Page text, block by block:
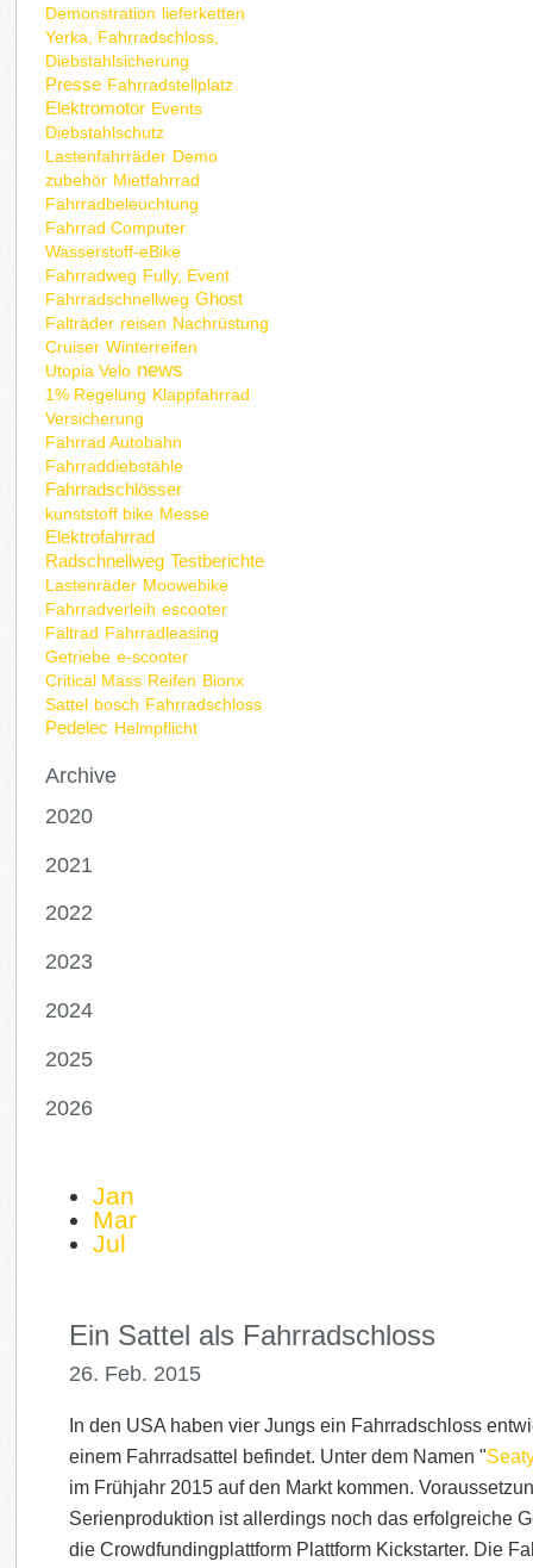
Demonstration lieferketten
Yerka, Fahrradschloss,
Diebstahlsicherung
Presse Fahrradstellplatz
Elektromotor Events
Diebstahlschutz
Lastenfahrräder Demo
zubehör Mietfahrrad
Fahrradbeleuchtung
Fahrrad Computer
Wasserstoff-eBike
Fahrradweg Fully, Event
Fahrradschnellweg Ghost
Falträder reisen Nachrüstung
Cruiser Winterreifen
Utopia Velo news
1% Regelung Klappfahrrad
Versicherung
Fahrrad Autobahn
Fahrraddiebstähle
Fahrradschlösser
kunststoff bike Messe
Elektrofahrrad
Radschnellweg Testberichte
Lastenräder Moowebike
Fahrradverleih escooter
Faltrad Fahrradleasing
Getriebe e-scooter
Critical Mass Reifen Bionx
Sattel bosch Fahrradschloss
Pedelec Helmpflicht
Archive
2020
2021
2022
2023
2024
2025
2026
Jan
Mar
Jul
Ein Sattel als Fahrradschloss
26. Feb. 2015
In den USA haben vier Jungs ein Fahrradschloss
einem Fahrradsattel befindet. Unter dem Namen "
im Frühjahr 2015 auf den Markt kommen.
Serienproduktion ist allerdings noch das erfolgreiche
die Crowdfundingplattform Plattform Kickstarter. Die